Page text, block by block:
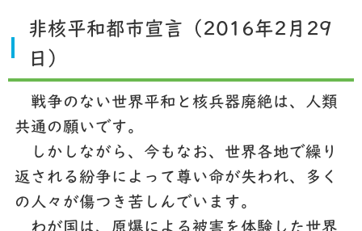
非核平和都市宣言（2016年2月29
日）
戦争のない世界平和と核兵器廃絶は、人類
共通の願いです。
しかしながら、今もなお、世界各地で繰り
返される紛争によって尊い命が失われ、多く
の人々が傷つき苦しんでいます。